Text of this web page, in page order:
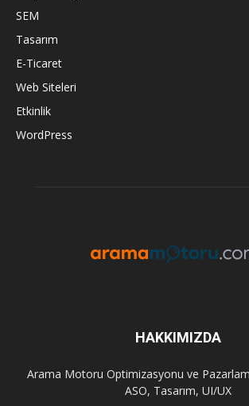
SEM
Tasarım
E-Ticaret
Web Siteleri
Etkinlik
WordPress
HAKKIMIZDA
Arama Motoru Optimizasyonu ve
ASO, Tasarım, UI/UX